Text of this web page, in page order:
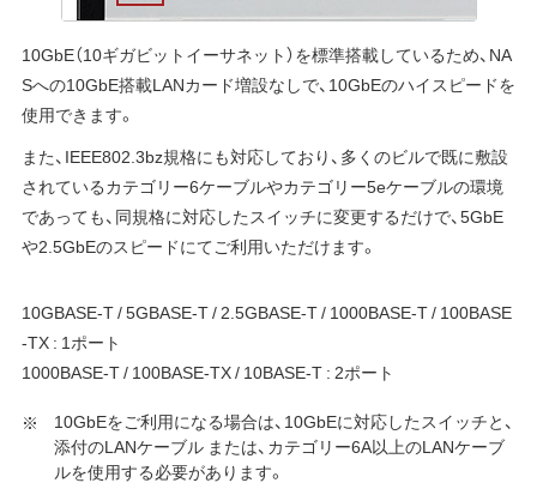
10GbE（10ギガビットイーサネット）を標準搭載しているため、NA
Sへの10GbE搭載LANカード増設なしで、10GbEのハイスピードを
使用できます。
また、IEEE802.3bz規格にも対応しており、多くのビルで既に敷設
されているカテゴリー6ケーブルやカテゴリー5eケーブルの環境
であっても、同規格に対応したスイッチに変更するだけで、5GbE
や2.5GbEのスピードにてご利用いただけます。
10GBASE-T / 5GBASE-T / 2.5GBASE-T / 1000BASE-T / 100BASE
-TX : 1ポート
1000BASE-T / 100BASE-TX / 10BASE-T : 2ポート
10GbEをご利用になる場合は、10GbEに対応したスイッチと、
添付のLANケーブル または、カテゴリー6A以上のLANケーブ
ルを使用する必要があります。